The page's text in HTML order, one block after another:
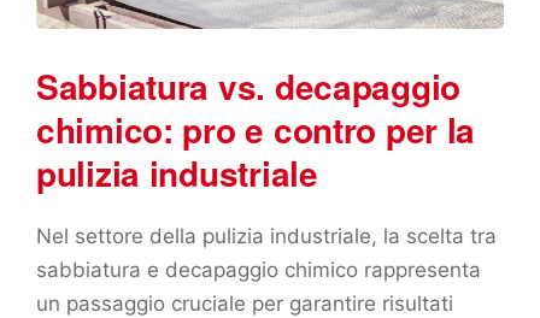
Sabbiatura vs. decapaggio
chimico: pro e contro per la
pulizia industriale
Nel settore della pulizia industriale, la scelta tra
sabbiatura e decapaggio chimico rappresenta
un passaggio cruciale per garantire risultati